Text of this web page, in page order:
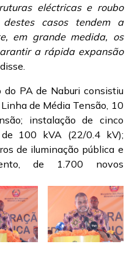
eléctricas e roubo
casos tendem a
em grande medida, os
a rápida expansão
disse.
do PA de Naburi consistiu
de Média Tensão, 10
instalação de cinco
100 kVA (22/0.4 kV);
de iluminação pública e
de 1.700 novos